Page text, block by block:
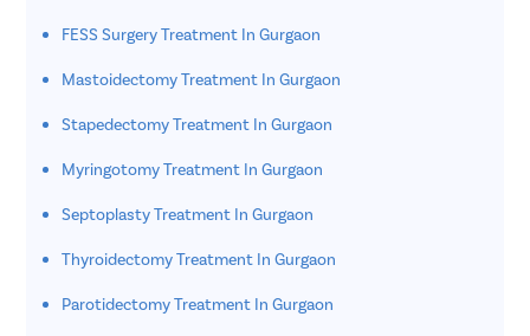
FESS Surgery Treatment In Gurgaon
Mastoidectomy Treatment In Gurgaon
Stapedectomy Treatment In Gurgaon
Myringotomy Treatment In Gurgaon
Septoplasty Treatment In Gurgaon
Thyroidectomy Treatment In Gurgaon
Parotidectomy Treatment In Gurgaon